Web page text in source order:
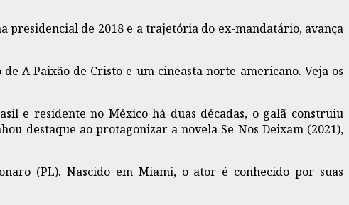
presidencial de 2018 e a trajetória do ex-mandatário, avança
A Paixão de Cristo e um cineasta norte-americano. Veja os
e residente no México há duas décadas, o galã construiu
destaque ao protagonizar a novela Se Nos Deixam (2021),
(PL). Nascido em Miami, o ator é conhecido por suas